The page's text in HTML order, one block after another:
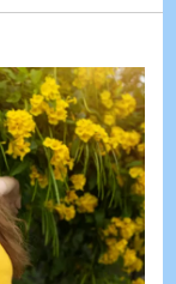
LOLGULP
LOVE
WOW
POP
NEWS
STORIE
VIDEO